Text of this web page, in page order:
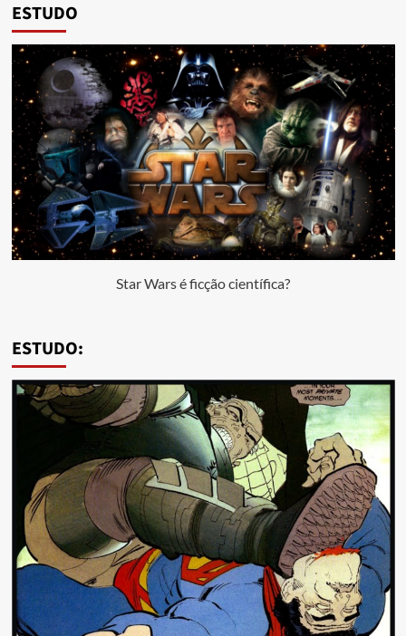
ESTUDO
Star Wars é ficção científica?
ESTUDO: